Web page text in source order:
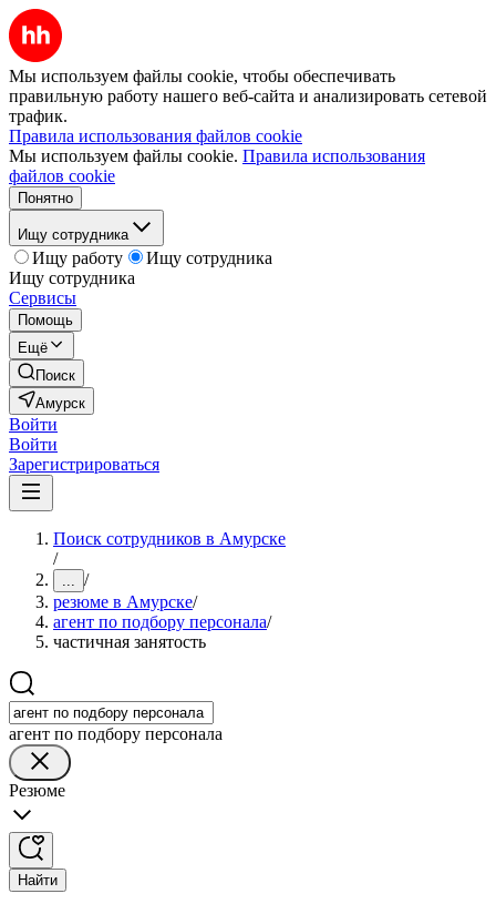
Мы используем файлы cookie, чтобы обеспечивать
правильную работу нашего веб-сайта и анализировать сетевой
трафик.
Правила использования файлов cookie
Мы используем файлы cookie. Правила использования
файлов cookie
Понятно
Ищу сотрудника
Ищу работу
Ищу сотрудника
Ищу сотрудника
Сервисы
Помощь
Ещё
Поиск
Амурск
Войти
Войти
Зарегистрироваться
Поиск сотрудников в Амурске
/
... /
резюме в Амурске/
агент по подбору персонала/
частичная занятость
агент по подбору персонала
Резюме
Найти